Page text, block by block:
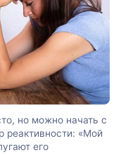
но можно начать с
реактивности: «Мой
его